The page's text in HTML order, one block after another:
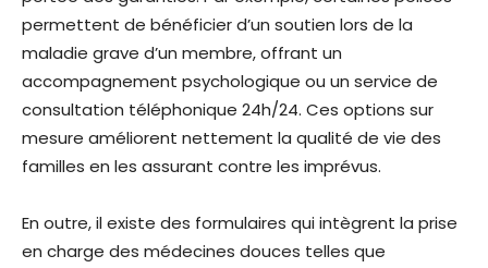
permettent de bénéficier d’un soutien lors de la
maladie grave d’un membre, offrant un
accompagnement psychologique ou un service de
consultation téléphonique 24h/24. Ces options sur
mesure améliorent nettement la qualité de vie des
familles en les assurant contre les imprévus.
En outre, il existe des formulaires qui intègrent la prise
en charge des médecines douces telles que